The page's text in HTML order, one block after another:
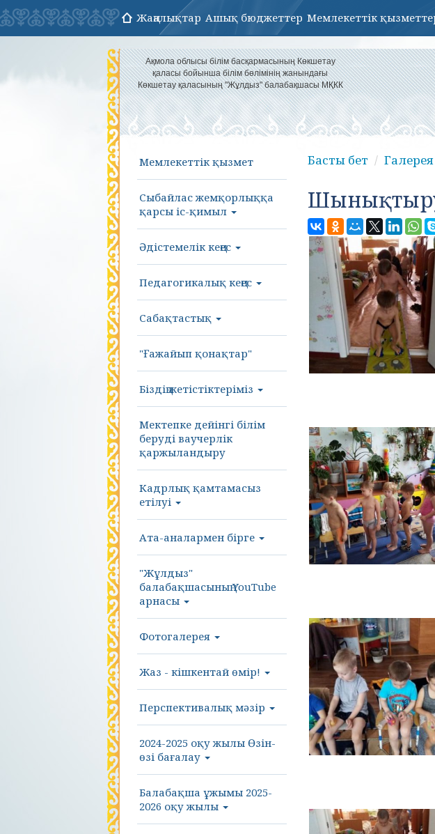
Жаңалықтар Ашық бюджеттер Мемлекеттік
Ақмола облысы білім басқармасының Көкшетау
қаласы бойынша білім бөлімінің жанындағы
Көкшетау қаласының "Жұлдыз" балабақшасы МҚКК
Мемлекеттік қызмет
Сыбайлас жемқорлыққа
қарсы іс-қимыл
Әдістемелік кеңес
Педагогикалық кеңес
Сабақтастық
"Ғажайып қонақтар"
Біздің жетістіктеріміз
Мектепке дейінгі білім
беруді ваучерлік
қаржыландыру
Кадрлық қамтамасыз
етілуі
Ата-аналармен бірге
"Жұлдыз"
балабақшасының YouTube
арнасы
Фотогалерея
Жаз - кішкентай өмір!
Перспективалық мәзір
2024-2025 оқу жылы Өзін-
өзі бағалау
Балабақша ұжымы 2025-
2026 оқу жылы
Басты бет Галерея